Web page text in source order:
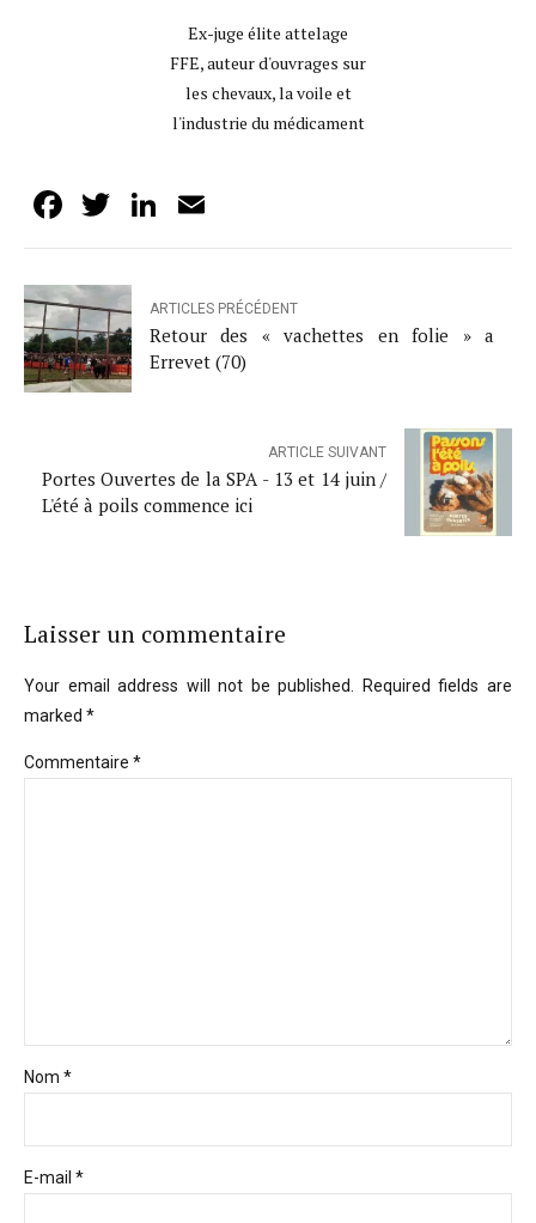
Ex-juge élite attelage
FFE, auteur d'ouvrages sur
les chevaux, la voile et
l'industrie du médicament
Facebook
TwitterLinkedIn
ARTICLES PRÉCÉDENT
Retour des « vachettes en folie » a
Errevet (70)
ARTICLE SUIVANT
Portes Ouvertes de la SPA - 13 et 14 juin /
L'été à poils commence ici
Laisser un commentaire
Your email address will not be published. Required fields are
marked *
Commentaire *
Nom *
E-mail *